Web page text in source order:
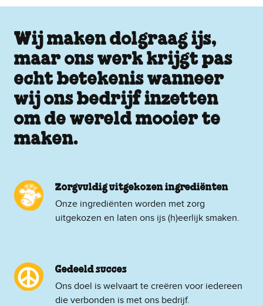
Wij maken dolgraag ijs,
maar ons werk krijgt pas
echt betekenis wanneer
wij ons bedrijf inzetten
om de wereld mooier te
maken.
Zorgvuldig uitgekozen ingrediënten
Onze ingrediënten worden met zorg
uitgekozen en laten ons ijs (h)eerlijk smaken.
Gedeeld succes
Ons doel is welvaart te creëren voor iedereen
die verbonden is met ons bedrijf.